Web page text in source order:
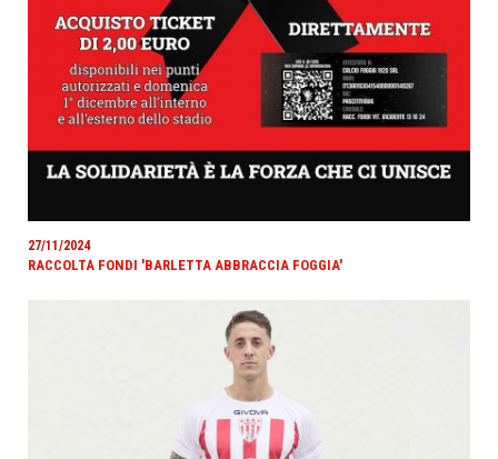
27/11/2024
RACCOLTA FONDI 'BARLETTA ABBRACCIA FOGGIA'